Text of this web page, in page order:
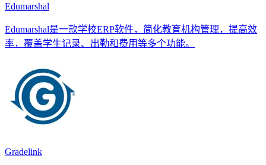
Edumarshal
Edumarshal是一款学校ERP软件，简化教育机构管理，提高效
率，覆盖学生记录、出勤和费用等多个功能。
Gradelink